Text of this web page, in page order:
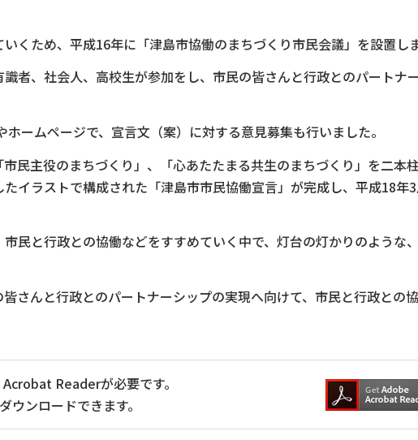
くため、平成16年に「津島市協働のまちづくり市民会議」を設置し
者、社会人、高校生が参加をし、市民の皆さんと行政とのパートナ
ームページで、宣言文（案）に対する意見募集も行いました。
民主役のまちづくり」、「心あたたまる共生のまちづくり」を二本
イラストで構成された「津島市市民協働宣言」が完成し、平成18
民と行政との協働などをすすめていく中で、灯台の灯かりのような
さんと行政とのパートナーシップの実現へ向けて、市民と行政との協
Readerが必要です。
ンロードできます。